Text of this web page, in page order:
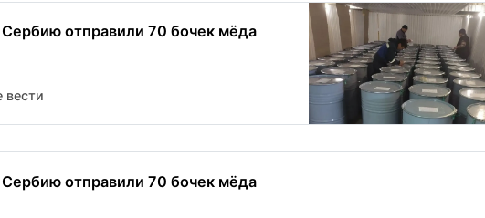
отправили 70 бочек мёда
вести
отправили 70 бочек мёда